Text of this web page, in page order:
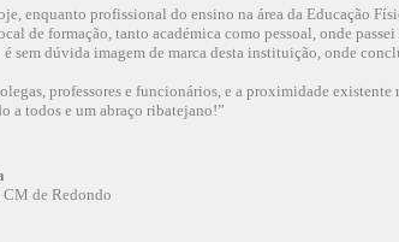
enquanto profissional do ensino na área da Educação
de formação, tanto académica como pessoal, onde
sem dúvida imagem de marca desta instituição, onde
professores e funcionários, e a proximidade existente
a todos e um abraço ribatejano!”
CM de Redondo